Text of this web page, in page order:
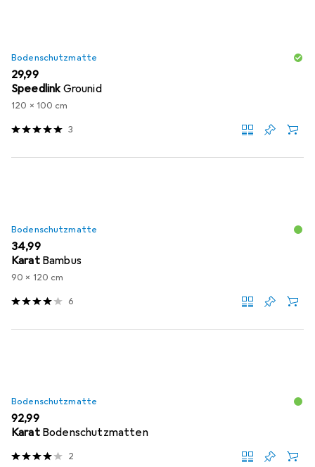
Bodenschutzmatte
EUR
29,99
SpeedlinkGrounid
120 x 100 cm
3
Bodenschutzmatte
EUR
34,99
Karat Bambus
90 x 120 cm
6
Bodenschutzmatte
EUR
92,99
Karat Bodenschutzmatten
2